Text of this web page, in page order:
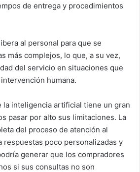
de entrega y procedimientos
al personal para que se
más complejos, lo que, a su vez,
del servicio en situaciones que
humana.
la inteligencia artificial tiene un gran
pasar por alto sus limitaciones. La
del proceso de atención al
respuestas poco personalizadas y
generar que los compradores
si sus consultas no son